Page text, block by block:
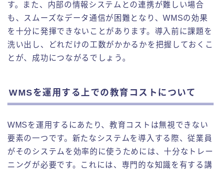
す。また、内部の情報システムとの連携が難しい場合
も、スムーズなデータ通信が困難となり、WMSの効果
を十分に発揮できないことがあります。導入前に課題を
洗い出し、どれだけの工数がかかるかを把握しておくこ
とが、成功につながるでしょう。
WMSを運用する上での教育コストについて
WMSを運用するにあたり、教育コストは無視できない
要素の一つです。新たなシステムを導入する際、従業員
がそのシステムを効率的に使うためには、十分なトレー
ニングが必要です。これには、専門的な知識を有する講